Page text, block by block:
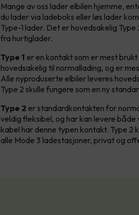
Mange av oss lader elbilen hjemme,
du lader via ladeboks eller løs lader
Type-1 lader. Det er hovedsakelig
fra hurtiglader.
Type 1 er en kontakt som er mest
hovedsakelig til normallading, og er
Alle nyproduserte elbiler leveres
Type 2 skulle fungere som en ny
Type 2 er standardkontakten for
veldig fleksibel, og har kan levere
kabel har denne typen kontakt. Type
alle Mode 3 ladestasjoner, privat og